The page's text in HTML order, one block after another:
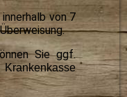
von 7
Sie ggf.